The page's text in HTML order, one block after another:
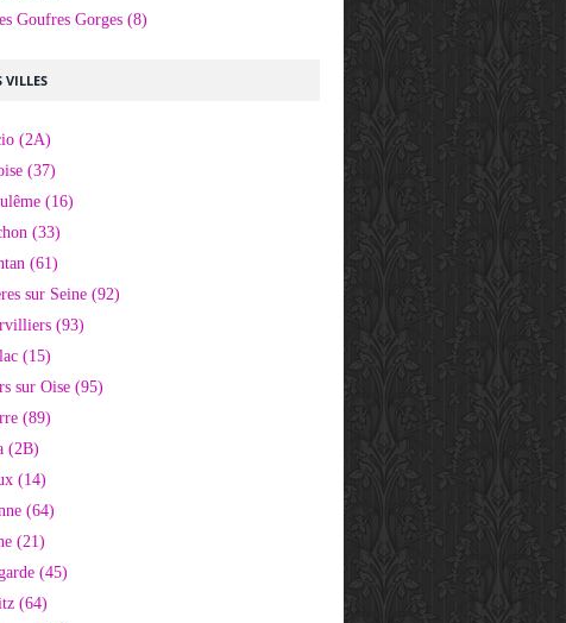
VILLES
(2A)
(37)
(16)
(33)
(61)
sur Seine (92)
(93)
(15)
sur Oise (95)
(89)
(2B)
(14)
(64)
(21)
(45)
(64)
Goufres Gorges (8)